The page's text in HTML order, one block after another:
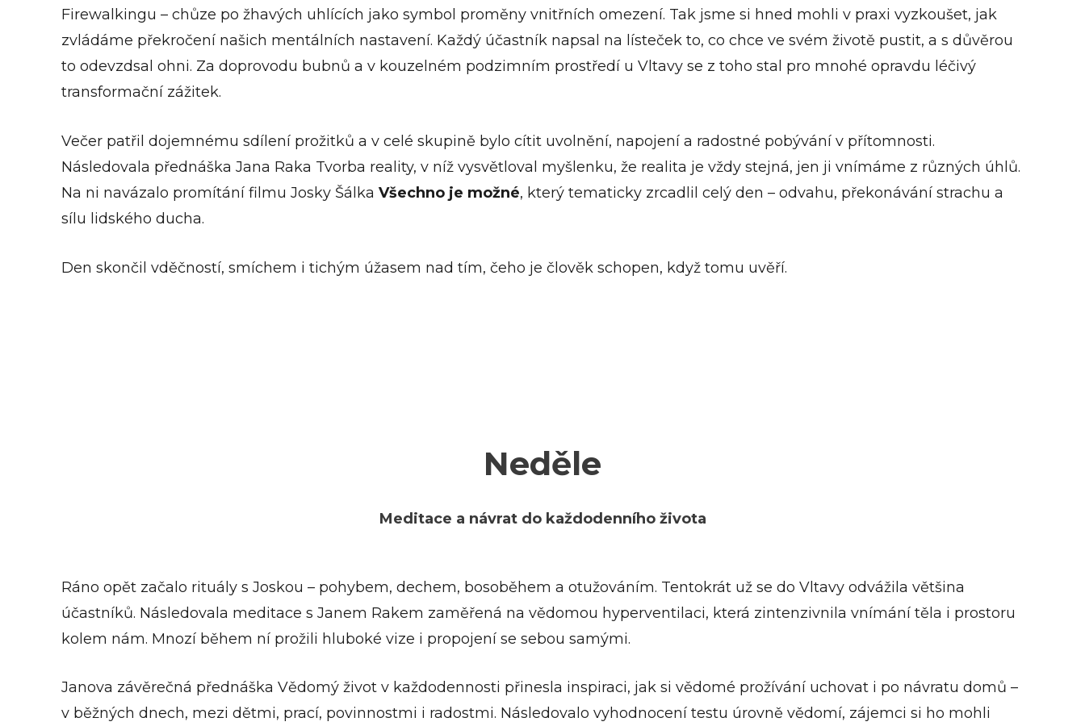
Firewalkingu – chůze po žhavých uhlících jako symbol proměny vnitřních omezení. Tak jsme si hned mohli v praxi vyzkoušet, jak
zvládáme překročení našich mentálních nastavení. Každý účastník napsal na lísteček to, co chce ve svém životě pustit, a s důvěrou
to odevzdsal ohni. Za doprovodu bubnů a v kouzelném podzimním prostředí u Vltavy se z toho stal pro mnohé opravdu léčivý
transformační zážitek.
Večer patřil dojemnému sdílení prožitků a v celé skupině bylo cítit uvolnění, napojení a radostné pobývání v přítomnosti.
Následovala přednáška Jana Raka Tvorba reality, v níž vysvětloval myšlenku, že realita je vždy stejná, jen ji vnímáme z různých úhlů.
Na ni navázalo promítání filmu Josky Šálka Všechno je možné, který tematicky zrcadlil celý den – odvahu, překonávání strachu a
sílu lidského ducha.
Den skončil vděčností, smíchem i tichým úžasem nad tím, čeho je člověk schopen, když tomu uvěří.
Neděle
Meditace a návrat do každodenního života
Ráno opět začalo rituály s Joskou – pohybem, dechem, bosoběhem a otužováním. Tentokrát už se do Vltavy odvážila většina
účastníků. Následovala meditace s Janem Rakem zaměřená na vědomou hyperventilaci, která zintenzivnila vnímání těla i prostoru
kolem nám. Mnozí během ní prožili hluboké vize i propojení se sebou samými.
Janova závěrečná přednáška Vědomý život v každodennosti přinesla inspiraci, jak si vědomé prožívání uchovat i po návratu domů –
v běžných dnech, mezi dětmi, prací, povinnostmi i radostmi. Následovalo vyhodnocení testu úrovně vědomí, zájemci si ho mohli